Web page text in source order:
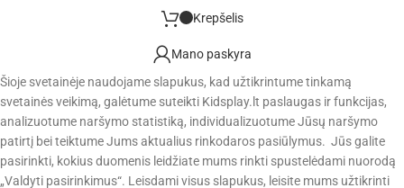
Krepšelis
Mano paskyra
Šioje svetainėje naudojame slapukus, kad užtikrintume tinkamą
svetainės veikimą, galėtume suteikti Kidsplay.lt paslaugas ir funkcijas,
analizuotume naršymo statistiką, individualizuotume Jūsų naršymo
patirtį bei teiktume Jums aktualius rinkodaros pasiūlymus. Jūs galite
pasirinkti, kokius duomenis leidžiate mums rinkti spustelėdami nuorodą
„Valdyti pasirinkimus“. Leisdami visus slapukus, leisite mums užtikrinti